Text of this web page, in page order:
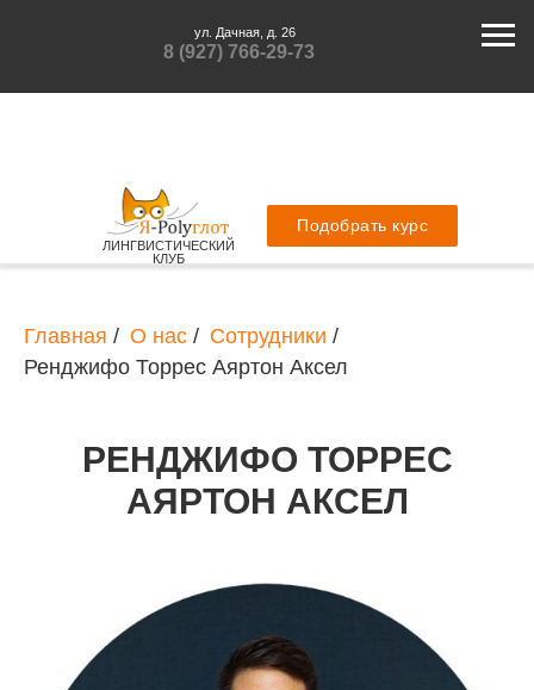
8 (927) 766-29-73
ул. Дачная, д. 26
Подобрать курс
ЛИНГВИСТИЧЕСКИЙ
КЛУБ
Главная / О нас / Сотрудники /
Ренджифо Торрес Аяртон Аксел
РЕНДЖИФО ТОРРЕС
АЯРТОН АКСЕЛ